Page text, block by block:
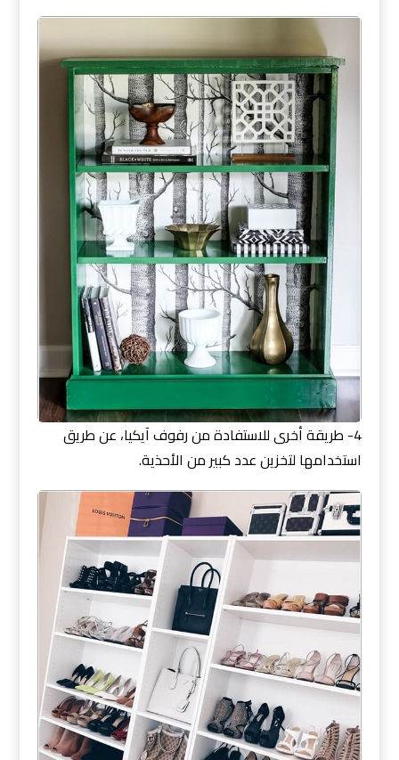
4- طريقة أخرى للاستفادة من رفوف آيكيا، عن طريق
استخدامها لتخزين عدد كبير من الأحذية.